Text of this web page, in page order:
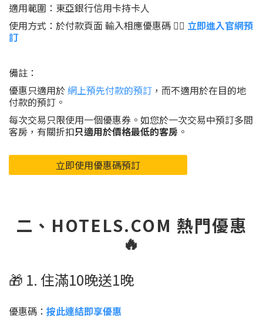
適用範圍：東亞銀行信用卡持卡人
使用方式：於付款頁面 輸入相應優惠碼 👉🏻 立即進入官網預
訂
備註：
優惠只適用於網上預先付款的預訂 ，而不適用於在目的地
付款的預訂。
每次交易只限使用一個優惠券。如您於一次交易中預訂多間
客房，有關折扣只適用於價格最低的客房 。
立即使用優惠碼預訂
二、HOTELS.COM 熱門優惠
🔥
🎁 1. 住滿10晚送1晚
優惠碼： 按此連結即享優惠